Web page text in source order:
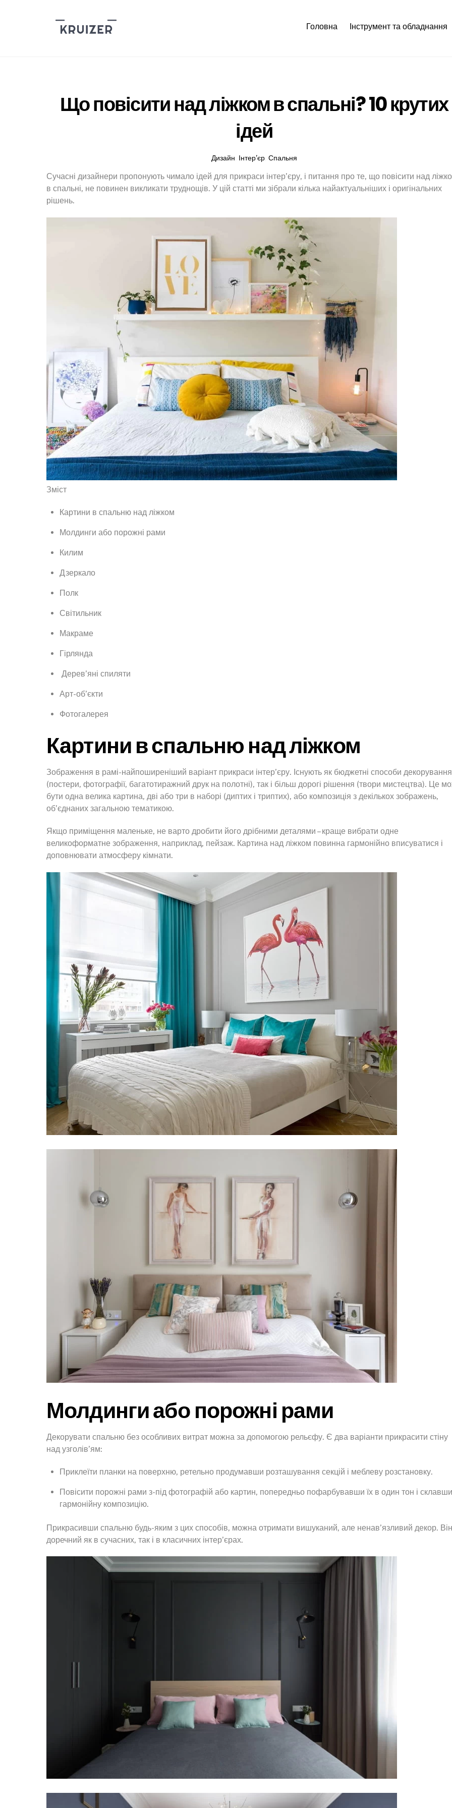
Головна Інструмент та обладнання
Що повісити над ліжком в спальні? 10 крутих
ідей
Дизайн Інтер’єр, Спальня
Сучасні дизайнери пропонують чимало ідей для прикраси інтер’єру, і питання про те, що повісити над
в спальні, не повинен викликати труднощів. У цій статті ми зібрали кілька найактуальніших і оригінальних
рішень.
Зміст
Картини в спальню над ліжком
Молдинги або порожні рами
Килим
Дзеркало
Полк
Світильник
Макраме
Гірлянда
Дерев’яні спиляти
Арт-об’єкти
Фотогалерея
Картини в спальню над ліжком
Зображення в рамі-найпоширеніший варіант прикраси інтер’єру. Існують як бюджетні способи декорування
(постери, фотографії, багатотиражний друк на полотні), так і більш дорогі рішення (твори мистецтва). Це
бути одна велика картина, дві або три в наборі (диптих і триптих), або композиція з декількох зображень,
об’єднаних загальною тематикою.
Якщо приміщення маленьке, не варто дробити його дрібними деталями – краще вибрати одне
великоформатне зображення, наприклад, пейзаж. Картина над ліжком повинна гармонійно вписуватися і
доповнювати атмосферу кімнати.
Молдинги або порожні рами
Декорувати спальню без особливих витрат можна за допомогою рельєфу. Є два варіанти прикрасити стіну
над узголів’ям:
Приклеїти планки на поверхню, ретельно продумавши розташування секцій і меблеву розстановку.
Повісити порожні рами з-під фотографій або картин, попередньо пофарбувавши їх в один тон і склавши
гармонійну композицію.
Прикрасивши спальню будь-яким з цих способів, можна отримати вишуканий, але ненав’язливий декор. Він
доречний як в сучасних, так і в класичних інтер’єрах.